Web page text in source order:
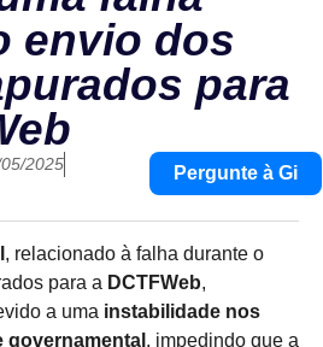
envio dos
para
2025
Pergunte à Gi
, relacionado à falha durante o
para a DCTFWeb,
a uma instabilidade nos
, impedindo que a